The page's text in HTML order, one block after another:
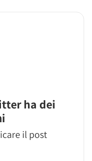
ha dei
il post